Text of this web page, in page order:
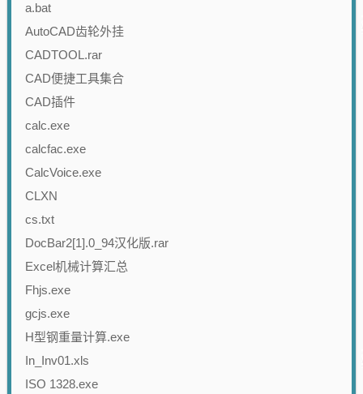
a.bat
AutoCAD齿轮外挂
CADTOOL.rar
CAD便捷工具集合
CAD插件
calc.exe
calcfac.exe
CalcVoice.exe
CLXN
cs.txt
DocBar2[1].0_94汉化版.rar
Excel机械计算汇总
Fhjs.exe
gcjs.exe
H型钢重量计算.exe
In_Inv01.xls
ISO 1328.exe